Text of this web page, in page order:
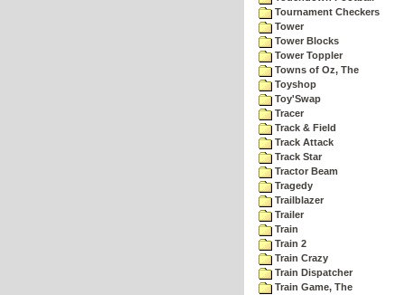
Tournament Checkers
Tower
Tower Blocks
Tower Toppler
Towns of Oz, The
Toyshop
Toy'Swap
Tracer
Track & Field
Track Attack
Track Star
Tractor Beam
Tragedy
Trailblazer
Trailer
Train
Train 2
Train Crazy
Train Dispatcher
Train Game, The